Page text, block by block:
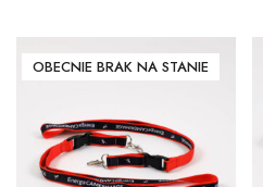
OBECNIE BRAK NA STANIE